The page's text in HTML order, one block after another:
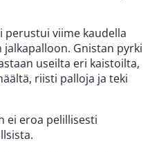
perustui viime kaudella
Gnistan pyrki
useilta eri kaistoilta,
riisti palloja ja teki
ei eroa pelillisesti